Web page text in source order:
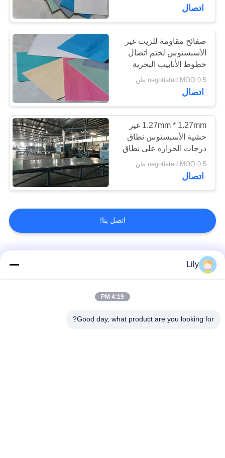
اتصال
صفائح مقاومة للزيت غير
الأسبستوس لختم اتصال
خطوط الأنابيب البحرية
negotiated MOQ:0.5 طن
اتصال
1.27mm * 1.27mm غير
حشية الأسبستوس نطاق
درجات الحرارة على نطاق
واسع
negotiated MOQ:0.5 طن
اتصال
اتصل بنا!
فئات شعبيةLily
4:19 PM
Good day, what product are you looking for?